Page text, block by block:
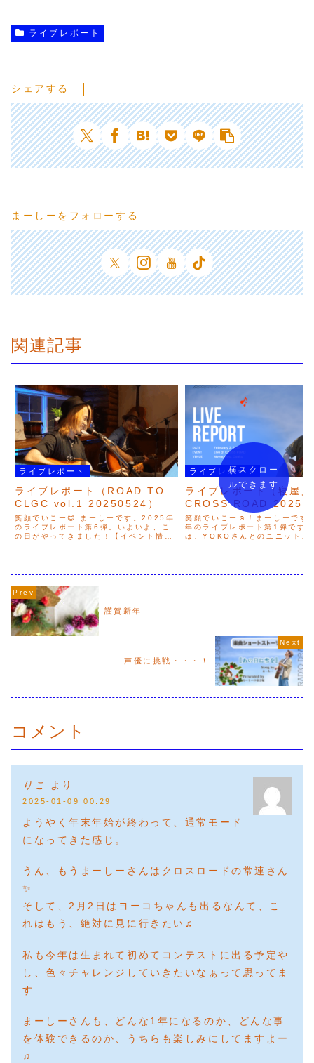
ライブレポート
シェアする
まーしーをフォローする
関連記事
ライブレポート
ライブレポート（ROAD TO
CLGC vol.1 20250524）
笑顔でいこー😊 まーしーです。2025年
のライブレポート第6弾。いよいよ、こ
の日がやってきました！【イベント情
ライブレポート
ライブレポート（寝屋川
CROSS ROAD
笑顔でいこー☺️！まーしーです
年のライブレポート第1弾です
は、YOKOさんとのユニット、
LIVE日時：...
横スクロー
ルできます
謹賀新年
声優に挑戦・・・！
コメント
りこ より:
2025-01-09 00:29
ようやく年末年始が終わって、通常モード
になってきた感じ。
うん、もうまーしーさんはクロスロードの常連さん
✨
そして、2月2日はヨーコちゃんも出るなんて、こ
れはもう、絶対に見に行きたい♫
私も今年は生まれて初めてコンテストに出る予定や
し、色々チャレンジしていきたいなぁって思ってま
す
まーしーさんも、どんな1年になるのか、どんな事
を体験できるのか、うちらも楽しみにしてますよー
♫